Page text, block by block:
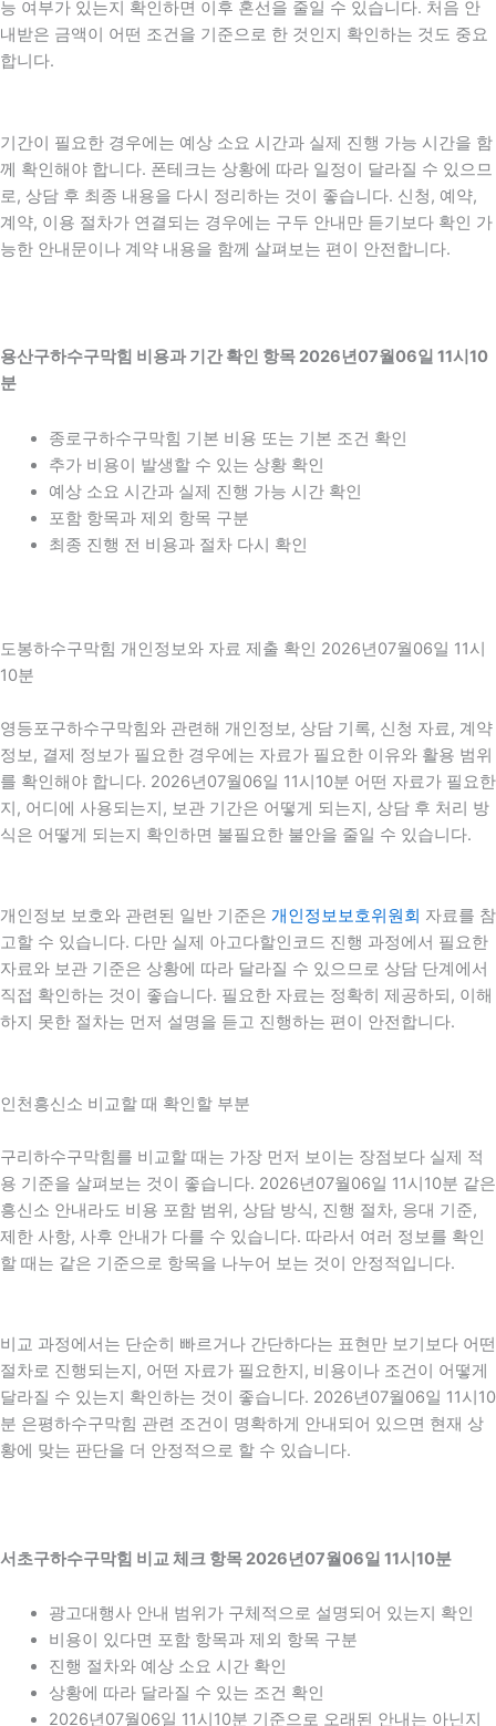
능 여부가 있는지 확인하면 이후 혼선을 줄일 수 있습니다. 처음 안
내받은 금액이 어떤 조건을 기준으로 한 것인지 확인하는 것도 중요
합니다.
기간이 필요한 경우에는 예상 소요 시간과 실제 진행 가능 시간을 함
께 확인해야 합니다. 폰테크는 상황에 따라 일정이 달라질 수 있으므
로, 상담 후 최종 내용을 다시 정리하는 것이 좋습니다. 신청, 예약,
계약, 이용 절차가 연결되는 경우에는 구두 안내만 듣기보다 확인 가
능한 안내문이나 계약 내용을 함께 살펴보는 편이 안전합니다.
용산구하수구막힘 비용과 기간 확인 항목 2026년07월06일 11시10
분
종로구하수구막힘 기본 비용 또는 기본 조건 확인
추가 비용이 발생할 수 있는 상황 확인
예상 소요 시간과 실제 진행 가능 시간 확인
포함 항목과 제외 항목 구분
최종 진행 전 비용과 절차 다시 확인
도봉하수구막힘 개인정보와 자료 제출 확인 2026년07월06일 11시
10분
영등포구하수구막힘와 관련해 개인정보, 상담 기록, 신청 자료, 계약
정보, 결제 정보가 필요한 경우에는 자료가 필요한 이유와 활용 범위
를 확인해야 합니다. 2026년07월06일 11시10분 어떤 자료가 필요한
지, 어디에 사용되는지, 보관 기간은 어떻게 되는지, 상담 후 처리 방
식은 어떻게 되는지 확인하면 불필요한 불안을 줄일 수 있습니다.
개인정보 보호와 관련된 일반 기준은 개인정보보호위원회 자료를 참
고할 수 있습니다. 다만 실제 아고다할인코드 진행 과정에서 필요한
자료와 보관 기준은 상황에 따라 달라질 수 있으므로 상담 단계에서
직접 확인하는 것이 좋습니다. 필요한 자료는 정확히 제공하되, 이해
하지 못한 절차는 먼저 설명을 듣고 진행하는 편이 안전합니다.
인천흥신소 비교할 때 확인할 부분
구리하수구막힘를 비교할 때는 가장 먼저 보이는 장점보다 실제 적
용 기준을 살펴보는 것이 좋습니다. 2026년07월06일 11시10분 같은
흥신소 안내라도 비용 포함 범위, 상담 방식, 진행 절차, 응대 기준,
제한 사항, 사후 안내가 다를 수 있습니다. 따라서 여러 정보를 확인
할 때는 같은 기준으로 항목을 나누어 보는 것이 안정적입니다.
비교 과정에서는 단순히 빠르거나 간단하다는 표현만 보기보다 어떤
절차로 진행되는지, 어떤 자료가 필요한지, 비용이나 조건이 어떻게
달라질 수 있는지 확인하는 것이 좋습니다. 2026년07월06일 11시10
분 은평하수구막힘 관련 조건이 명확하게 안내되어 있으면 현재 상
황에 맞는 판단을 더 안정적으로 할 수 있습니다.
서초구하수구막힘 비교 체크 항목 2026년07월06일 11시10분
광고대행사 안내 범위가 구체적으로 설명되어 있는지 확인
비용이 있다면 포함 항목과 제외 항목 구분
진행 절차와 예상 소요 시간 확인
상황에 따라 달라질 수 있는 조건 확인
2026년07월06일 11시10분 기준으로 오래된 안내는 아닌지